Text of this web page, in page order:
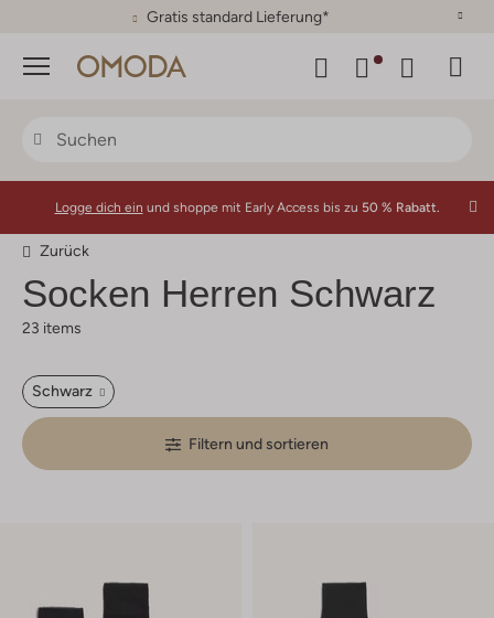
30 Tage Rückgaberecht
Menü
Logge dich ein und shoppe mit Early Access bis zu 50 % Rabatt.
Zurück
Socken Herren Schwarz
23 items
Schwarz
Filtern und sortieren